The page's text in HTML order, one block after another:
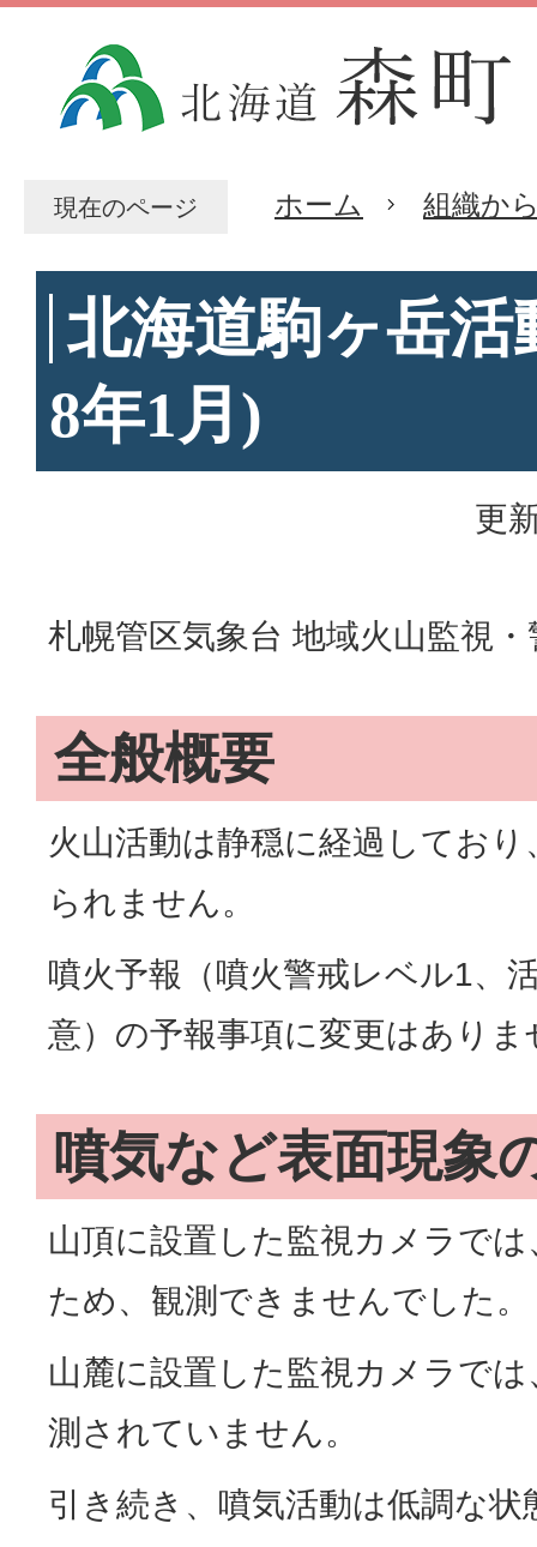
現在のページ ホーム 組織か
北海道駒ヶ岳活
8年1月)
更
札幌管区気象台 地域火山監視
全般概要
火山活動は静穏に経過してお
られません。
噴火予報（噴火警戒レベル1、
意）の予報事項に変更はありま
噴気など表面現象
山頂に設置した監視カメラで
ため、観測できませんでした。
山麓に設置した監視カメラで
測されていません。
引き続き、噴気活動は低調な状